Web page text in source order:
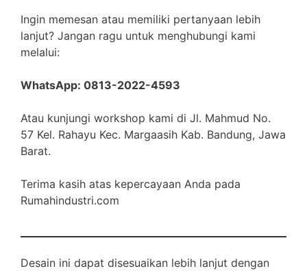
Ingin memesan atau memiliki pertanyaan lebih
lanjut? Jangan ragu untuk menghubungi kami
melalui:
WhatsApp: 0813-2022-4593
Atau kunjungi workshop kami di Jl. Mahmud No.
57 Kel. Rahayu Kec. Margaasih Kab. Bandung, Jawa
Barat.
Terima kasih atas kepercayaan Anda pada
Rumahindustri.com
Desain ini dapat disesuaikan lebih lanjut dengan